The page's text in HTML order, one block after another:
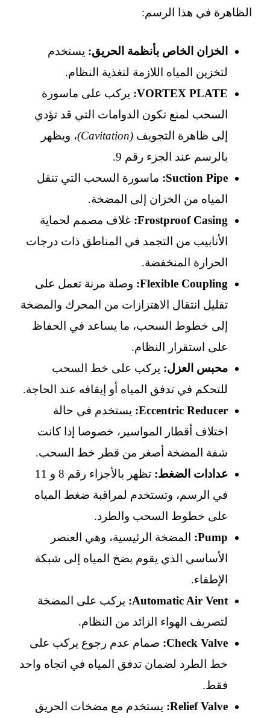
الظاهرة في هذا الرسم:
الخزان الخاص بأنظمة الحريق: يستخدم
لتخزين المياه اللازمة لتغذية النظام.
VORTEX PLATE: يركب على ماسورة
السحب لمنع تكون الدوامات التي قد تؤدي
إلى ظاهرة التجويف (Cavitation)
، ويظهر
بالرسم عند الجزء رقم 9.
Suction Pipe:
ماسورة السحب التي تنقل
المياه من الخزان إلى المضخة.
Frostproof Casing: غلاف مصمم لحماية
الأنابيب من التجمد في المناطق ذات درجات
الحرارة المنخفضة.
Flexible Coupling: وصلة مرنة تعمل على
تقليل انتقال الاهتزازات من المحرك والمضخة
إلى خطوط السحب، ما يساعد في الحفاظ
على استقرار النظام.
محبس العزل: يركب على خط السحب
للتحكم في تدفق المياه أو إيقافه عند الحاجة.
Eccentric Reducer: يستخدم في حالة
اختلاف أقطار المواسير، خصوصا إذا كانت
شفة المضخة أصغر من قطر خط السحب.
عدادات الضغط:
تظهر بالأجزاء رقم 8 و 11
في الرسم، وتستخدم لمراقبة ضغط المياه
على خطوط السحب والطرد.
Pump:
المضخة الرئيسية، وهي العنصر
الأساسي الذي يقوم بضخ المياه إلى شبكة
الإطفاء.
Automatic Air Vent:
يركب على المضخة
لتصريف الهواء الزائد من النظام.
Check Valve:
صمام عدم رجوع يركب على
خط الطرد لضمان تدفق المياه في اتجاه واحد
فقط.
Relief Valve: يستخدم مع مضخات الحريق